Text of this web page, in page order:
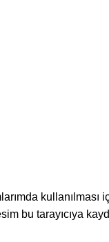
kullanılması
bu tarayıcıya